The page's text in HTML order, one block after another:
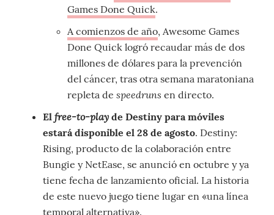
Games Done Quick.
A comienzos de año, Awesome Games
Done Quick logró recaudar más de dos
millones de dólares para la prevención
del cáncer, tras otra semana maratoniana
repleta de speedruns en directo.
El free-to-play de Destiny para móviles
estará disponible el 28 de agosto. Destiny:
Rising, producto de la colaboración entre
Bungie y NetEase, se anunció en octubre y ya
tiene fecha de lanzamiento oficial. La historia
de este nuevo juego tiene lugar en «una línea
temporal alternativa».